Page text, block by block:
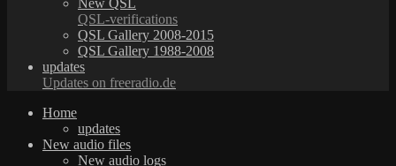
New QSL
QSL-verifications
QSL Gallery 2008-2015
QSL Gallery 1988-2008
updates
Updates on freeradio.de
Home
updates
New audio files
New audio logs